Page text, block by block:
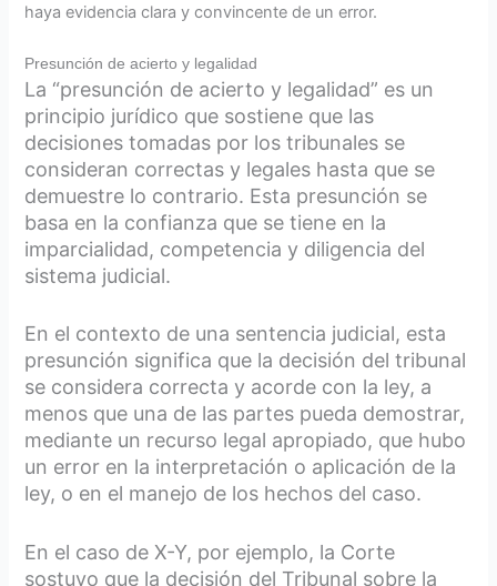
haya evidencia clara y convincente de un error.
Presunción de acierto y legalidad
La “presunción de acierto y legalidad” es un
principio jurídico que sostiene que las
decisiones tomadas por los tribunales se
consideran correctas y legales hasta que se
demuestre lo contrario. Esta presunción se
basa en la confianza que se tiene en la
imparcialidad, competencia y diligencia del
sistema judicial.
En el contexto de una sentencia judicial, esta
presunción significa que la decisión del tribunal
se considera correcta y acorde con la ley, a
menos que una de las partes pueda demostrar,
mediante un recurso legal apropiado, que hubo
un error en la interpretación o aplicación de la
ley, o en el manejo de los hechos del caso.
En el caso de X-Y, por ejemplo, la Corte
sostuvo que la decisión del Tribunal sobre la